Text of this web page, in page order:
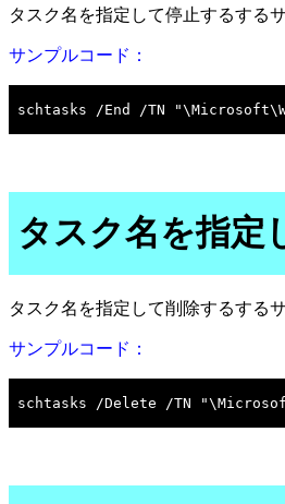
タスク名を指定して停止するする
サンプルコード：
タスク名を指定
タスク名を指定して削除するする
サンプルコード：